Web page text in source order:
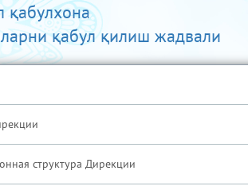
қабулхона
қабул қилиш жадвали
структура Дирекции